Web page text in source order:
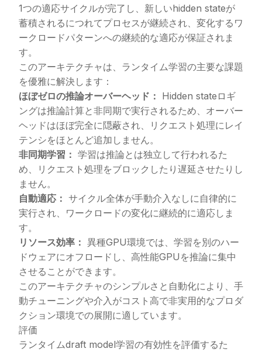
1つの適応サイクルが完了し、新しいhidden stateが
蓄積されるにつれてプロセスが継続され、変化するワ
ークロードパターンへの継続的な適応が保証されま
す。
このアーキテクチャは、ランタイム学習の主要な課題
を優雅に解決します：
ほぼゼロの推論オーバーヘッド： Hidden stateロギ
ングは推論計算と非同期で実行されるため、オーバー
ヘッドはほぼ完全に隠蔽され、リクエスト処理にレイ
テンシをほとんど追加しません。
非同期学習： 学習は推論とは独立して行われるた
め、リクエスト処理をブロックしたり遅延させたりし
ません。
自動適応： サイクル全体が手動介入なしに自律的に
実行され、ワークロードの変化に継続的に適応しま
す。
リソース効率： 異種GPU環境では、学習を別のハー
ドウェアにオフロードし、高性能GPUを推論に集中
させることができます。
このアーキテクチャのシンプルさと自動化により、手
動チューニングや介入がコスト高で非実用的なプロダ
クション環境での展開に適しています。
評価
ランタイムdraft model学習の有効性を評価するた